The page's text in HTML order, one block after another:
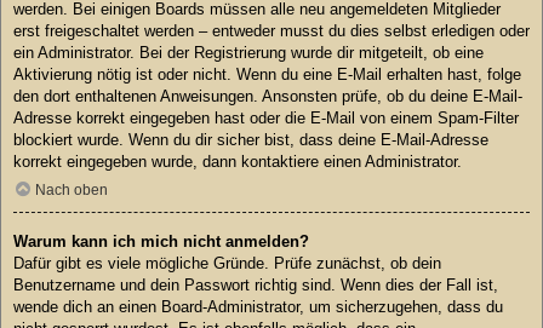
werden. Bei einigen Boards müssen alle neu angemeldeten Mitglieder
erst freigeschaltet werden – entweder musst du dies selbst erledigen oder
ein Administrator. Bei der Registrierung wurde dir mitgeteilt, ob eine
Aktivierung nötig ist oder nicht. Wenn du eine E-Mail erhalten hast, folge
den dort enthaltenen Anweisungen. Ansonsten prüfe, ob du deine E-Mail-
Adresse korrekt eingegeben hast oder die E-Mail von einem Spam-Filter
blockiert wurde. Wenn du dir sicher bist, dass deine E-Mail-Adresse
korrekt eingegeben wurde, dann kontaktiere einen Administrator.
Nach oben
Warum kann ich mich nicht anmelden?
Dafür gibt es viele mögliche Gründe. Prüfe zunächst, ob dein
Benutzername und dein Passwort richtig sind. Wenn dies der Fall ist,
wende dich an einen Board-Administrator, um sicherzugehen, dass du